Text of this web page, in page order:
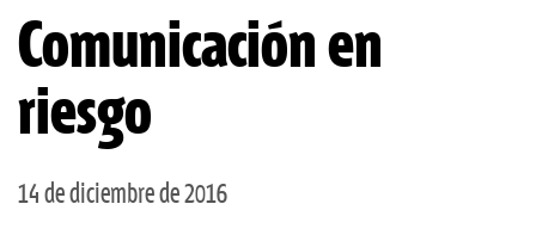
Comunicación en
riesgo
14 de diciembre de 2016